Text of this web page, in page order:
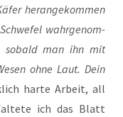
her­an­ge­kom­men
wahr­ge­nom­
sobald man ihn mit
ohne Laut. Dein
har­te Arbeit, all
ich das Blatt